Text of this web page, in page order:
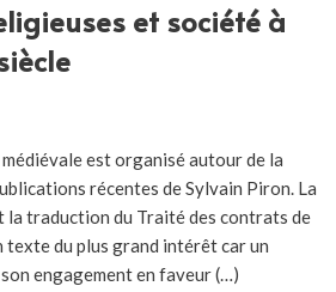
et société à
est organisé autour de la
récentes de Sylvain Piron. La
la traduction du Traité des contrats de
texte du plus grand intérêt car un
engagement en faveur (…)